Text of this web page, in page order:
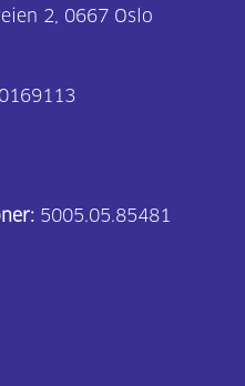
2, 0667 Oslo
5005.05.85481